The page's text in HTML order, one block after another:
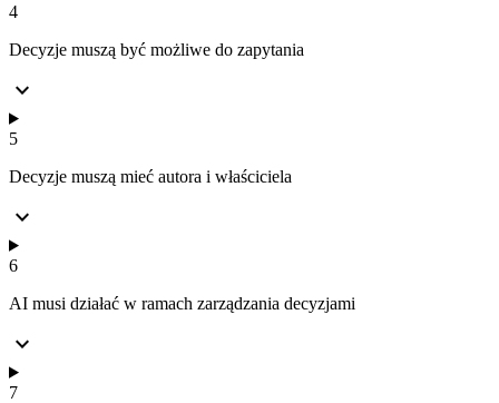
4
Decyzje muszą być możliwe do zapytania
expand_more
5
Decyzje muszą mieć autora i właściciela
expand_more
6
AI musi działać w ramach zarządzania decyzjami
expand_more
7